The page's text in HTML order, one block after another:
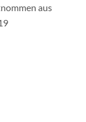
aus